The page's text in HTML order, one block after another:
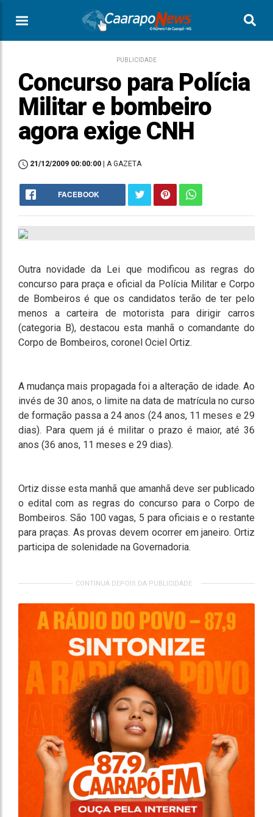
PUBLICIDADE
Concurso para Polícia
Militar e bombeiro
agora exige CNH
21/12/2009 00:00:00 | A GAZETA
FACEBOOK
Outra novidade da Lei que modificou as regras do
concurso para praça e oficial da Polícia Militar e Corpo
de Bombeiros é que os candidatos terão de ter pelo
menos a carteira de motorista para dirigir carros
(categoria B), destacou esta manhã o comandante do
Corpo de Bombeiros, coronel Ociel Ortiz.
A mudança mais propagada foi a alteração de idade. Ao
invés de 30 anos, o limite na data de matrícula no curso
de formação passa a 24 anos (24 anos, 11 meses e 29
dias). Para quem já é militar o prazo é maior, até 36
anos (36 anos, 11 meses e 29 dias).
Ortiz disse esta manhã que amanhã deve ser publicado
o edital com as regras do concurso para o Corpo de
Bombeiros. São 100 vagas, 5 para oficiais e o restante
para praças. As provas devem ocorrer em janeiro. Ortiz
participa de solenidade na Governadoria.
CONTINUA DEPOIS DA PUBLICIDADE